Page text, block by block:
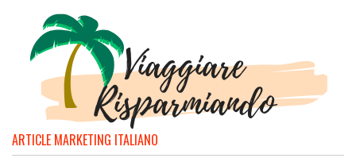
ARTICLE MARKETING ITALIANO